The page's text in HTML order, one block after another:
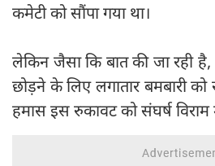
कमेटी को सौंपा गया था।
लेकिन जैसा कि बात की जा रही
छोड़ने के लिए लगातार बमबारी
हमास इस रुकावट को संघर्ष विराम